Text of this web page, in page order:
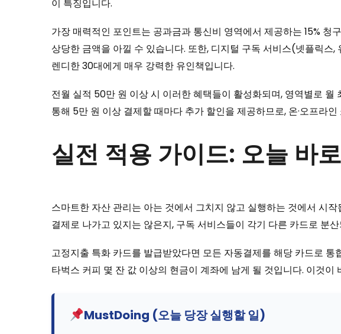
이 특징입니다.
가장 매력적인 포인트는 공과금과 통신비 영역에서 제공하는 15%
상당한 금액을 아낄 수 있습니다. 또한, 디지털 구독 서비스(넷플릭
렌디한 30대에게 매우 강력한 유인책입니다.
전월 실적 50만 원 이상 시 이러한 혜택들이 활성화되며, 영역별로
통해 5만 원 이상 결제할 때마다 추가 할인을 제공하므로, 온·오프라
실전 적용 가이드: 오늘 바
스마트한 자산 관리는 아는 것에서 그치지 않고 실행하는 것에서 시
결제로 나가고 있지는 않은지, 구독 서비스들이 각기 다른 카드로 분
고정지출 특화 카드를 발급받았다면 모든 자동결제를 해당 카드로
타벅스 커피 몇 잔 값 이상의 현금이 계좌에 남게 될 것입니다. 이것
MustDoing (오늘 당장 실행할 일)